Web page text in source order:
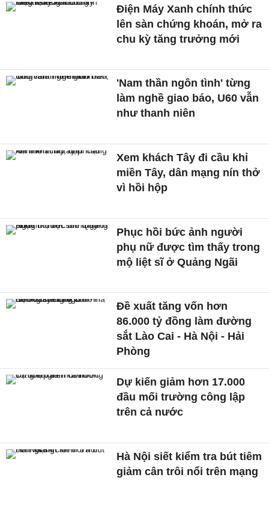
Điện Máy Xanh chính thức
lên sàn chứng khoán, mở ra
chu kỳ tăng trưởng mới
'Nam thần ngôn tình' từng
làm nghề giao báo, U60 vẫn
như thanh niên
Xem khách Tây đi cầu khỉ
miền Tây, dân mạng nín thở
vì hồi hộp
Phục hồi bức ảnh người
phụ nữ được tìm thấy trong
mộ liệt sĩ ở Quảng Ngãi
Đề xuất tăng vốn hơn
86.000 tỷ đồng làm đường
sắt Lào Cai - Hà Nội - Hải
Phòng
Dự kiến giảm hơn 17.000
đầu mối trường công lập
trên cả nước
Hà Nội siết kiểm tra bút tiêm
giảm cân trôi nổi trên mạng